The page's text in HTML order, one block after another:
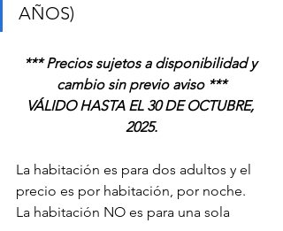
AÑOS)
*** Precios sujetos a disponibilidad y
cambio sin previo aviso ***
VÁLIDO HASTA EL 30 DE OCTUBRE,
2025.
La habitación es para dos adultos y el
precio es por habitación, por noche.
La habitación NO es para una sola